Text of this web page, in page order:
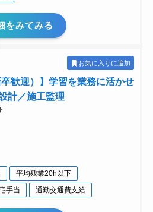
をみてみる
お気に入りに追加
卒歓迎）】学習を業務に活かせ
計／施工監理
平均残業20h以下
手当 通勤交通費支給